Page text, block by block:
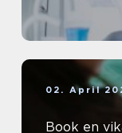
02. April
Book en